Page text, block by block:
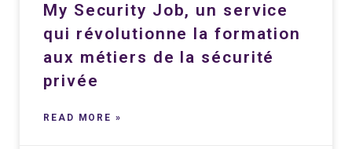
My Security Job, un service
qui révolutionne la formation
aux métiers de la sécurité
privée
READ MORE »